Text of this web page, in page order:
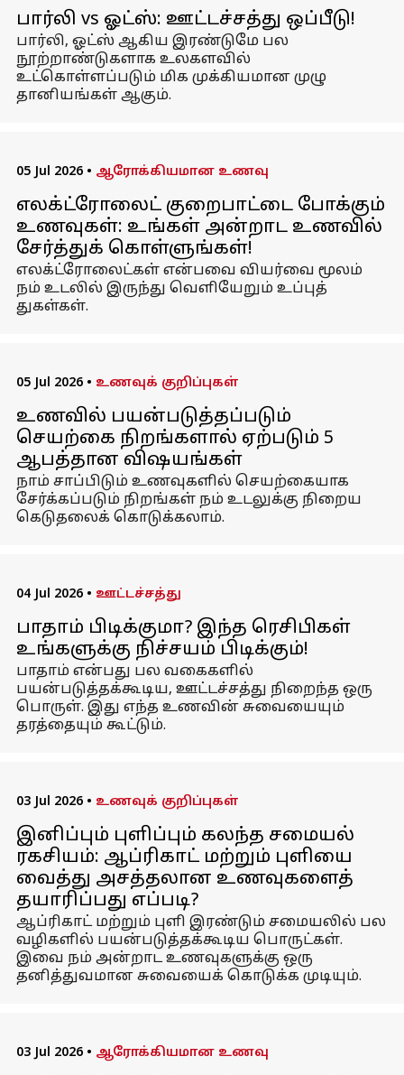
பார்லி vs ஓட்ஸ்: ஊட்டச்சத்து ஒப்பீடு!
பார்லி, ஓட்ஸ் ஆகிய இரண்டுமே பல
நூற்றாண்டுகளாக உலகளவில்
உட்கொள்ளப்படும் மிக முக்கியமான முழு
தானியங்கள் ஆகும்.
05 Jul 2026 • ஆரோக்கியமான உணவு
எலக்ட்ரோலைட் குறைபாட்டை போக்கும்
உணவுகள்: உங்கள் அன்றாட உணவில்
சேர்த்துக் கொள்ளுங்கள்!
எலக்ட்ரோலைட்கள் என்பவை வியர்வை மூலம்
நம் உடலில் இருந்து வெளியேறும் உப்புத்
துகள்கள்.
05 Jul 2026 • உணவுக் குறிப்புகள்
உணவில் பயன்படுத்தப்படும்
செயற்கை நிறங்களால் ஏற்படும் 5
ஆபத்தான விஷயங்கள்
நாம் சாப்பிடும் உணவுகளில் செயற்கையாக
சேர்க்கப்படும் நிறங்கள் நம் உடலுக்கு நிறைய
கெடுதலைக் கொடுக்கலாம்.
04 Jul 2026 • ஊட்டச்சத்து
பாதாம் பிடிக்குமா? இந்த ரெசிபிகள்
உங்களுக்கு நிச்சயம் பிடிக்கும்!
பாதாம் என்பது பல வகைகளில்
பயன்படுத்தக்கூடிய, ஊட்டச்சத்து நிறைந்த ஒரு
பொருள். இது எந்த உணவின் சுவையையும்
தரத்தையும் கூட்டும்.
03 Jul 2026 • உணவுக் குறிப்புகள்
இனிப்பும் புளிப்பும் கலந்த சமையல்
ரகசியம்: ஆப்ரிகாட் மற்றும் புளியை
வைத்து அசத்தலான உணவுகளைத்
தயாரிப்பது எப்படி?
ஆப்ரிகாட் மற்றும் புளி இரண்டும் சமையலில் பல
வழிகளில் பயன்படுத்தக்கூடிய பொருட்கள்.
இவை நம் அன்றாட உணவுகளுக்கு ஒரு
தனித்துவமான சுவையைக் கொடுக்க முடியும்.
03 Jul 2026 • ஆரோக்கியமான உணவு